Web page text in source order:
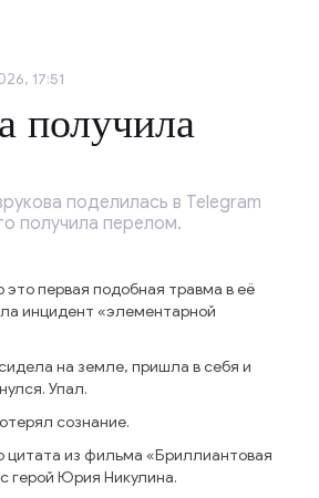
17:51
получила
поделилась в Telegram
получила перелом.
первая подобная травма в её
инцидент «элементарной
на земле, пришла в себя и
Упал.
сознание.
из фильма «Бриллиантовая
герой Юрия Никулина.